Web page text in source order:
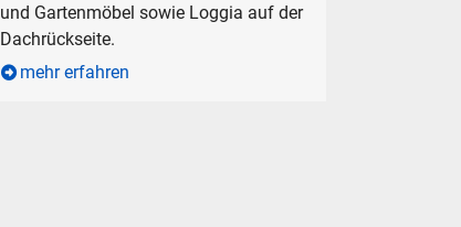
und Gartenmöbel sowie Loggia auf der
Dachrückseite.
mehr erfahren